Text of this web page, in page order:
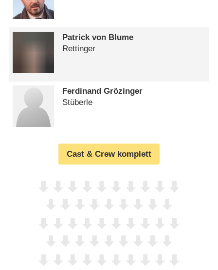
Patrick von Blume
Rettinger
Ferdinand Grözinger
Stüberle
Cast & Crew komplett